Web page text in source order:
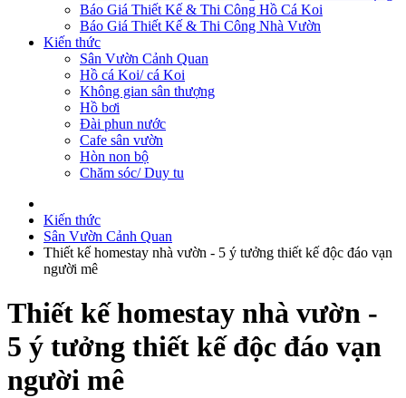
Báo Giá Thiết Kế & Thi Công Hồ Cá Koi
Báo Giá Thiết Kế & Thi Công Nhà Vườn
Kiến thức
Sân Vườn Cảnh Quan
Hồ cá Koi/ cá Koi
Không gian sân thượng
Hồ bơi
Đài phun nước
Cafe sân vườn
Hòn non bộ
Chăm sóc/ Duy tu
Kiến thức
Sân Vườn Cảnh Quan
Thiết kế homestay nhà vườn - 5 ý tưởng thiết kế độc đáo vạn
người mê
Thiết kế homestay nhà vườn -
5 ý tưởng thiết kế độc đáo vạn
người mê